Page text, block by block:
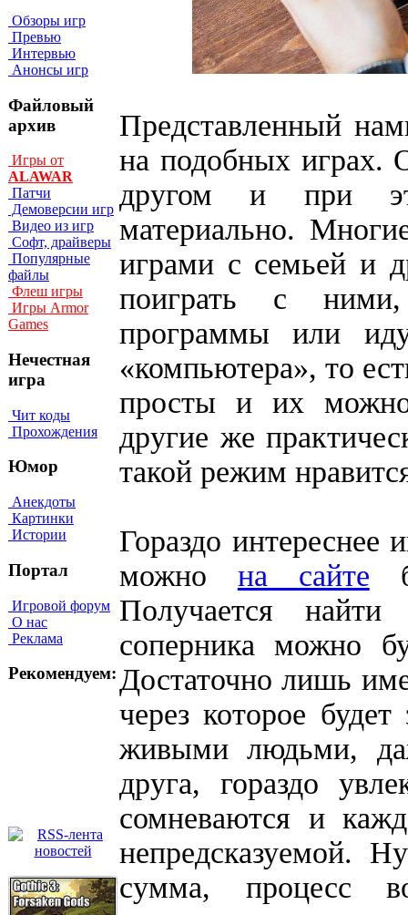
Обзоры игр
Превью
Интервью
Анонсы игр
Файловый
архив
Игры от
ALAWAR
Патчи
Демоверсии игр
Видео из игр
Софт, драйверы
Популярные
файлы
Флеш игры
Игры Armor
Games
Нечестная
игра
Чит коды
Прохождения
Юмор
Анекдоты
Картинки
Истории
Портал
Игровой форум
О нас
Реклама
Рекомендуем:
Представленный
на подобных играх.
другом и при
материально.
играми с семьей и
поиграть с
программы или
«компьютера», то
просты и их можно
другие же
такой режим
Гораздо
можно на сайте
Получается
соперника можно
Достаточно лишь
через которое
живыми людьми,
друга, гораздо
сомневаются и
непредсказуемой.
сумма, процесс